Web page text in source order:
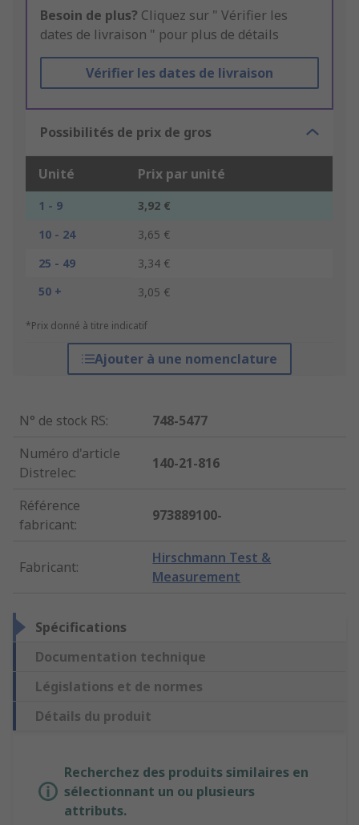
Besoin de plus? Cliquez sur " Vérifier les
dates de livraison " pour plus de détails
Vérifier les dates de livraison
Possibilités de prix de gros
Unité Prix par unité
1 - 9
3,92 €
10 - 24
3,65 €
25 - 49
3,34 €
50 +
3,05 €
*Prix donné à titre indicatif
Ajouter à une nomenclature
N° de stock RS:
748-5477
Numéro d'article
Distrelec:
140-21-816
Référence
fabricant:
973889100-
Fabricant:
Hirschmann Test &
Measurement
Spécifications
Documentation technique
Législations et de normes
Détails du produit
Recherchez des produits similaires en
sélectionnant un ou plusieurs
attributs.